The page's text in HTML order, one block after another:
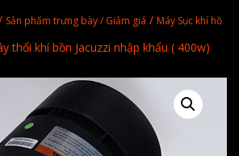
Sản phẩm trưng bày / Giảm giá / Máy Sục khí hồ
thổi khí bồn Jacuzzi nhập khẩu ( 400w)